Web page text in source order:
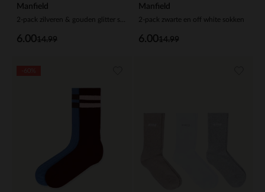
Manfield
14.99
6.00
Manfield
2-pack zwarte en off white sokken
14.99
6.00